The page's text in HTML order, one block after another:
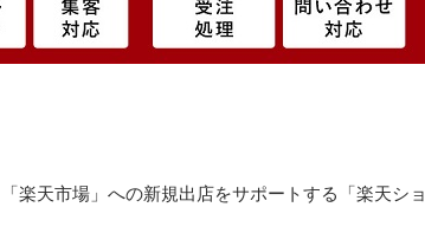
楽天市場」への新規出店をサポートする「楽天ショ